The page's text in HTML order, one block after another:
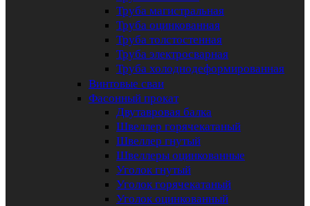
Труба магистральная
Труба оцинкованная
Труба толстостенная
Труба электросварная
Труба холоднодеформированная
Винтовые сваи
Фасонный прокат
Двутавровая балка
Швеллер горячекатаный
Швеллер гнутый
Швеллеры оцинкованные
Уголок гнутый
Уголок горячекатаный
Уголок оцинкованный